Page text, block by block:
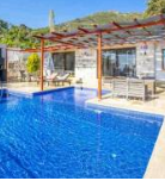
Italian